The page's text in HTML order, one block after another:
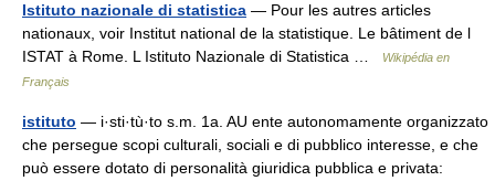
Istituto nazionale di statistica — Pour les autres articles
nationaux, voir Institut national de la statistique. Le bâtiment de l
ISTAT à Rome. L Istituto Nazionale di Statistica …
Wikipédia en
Français
istituto — i·sti·tù·to s.m. 1a. AU ente autonomamente organizzato
che persegue scopi culturali, sociali e di pubblico interesse, e che
può essere dotato di personalità giuridica pubblica e privata: